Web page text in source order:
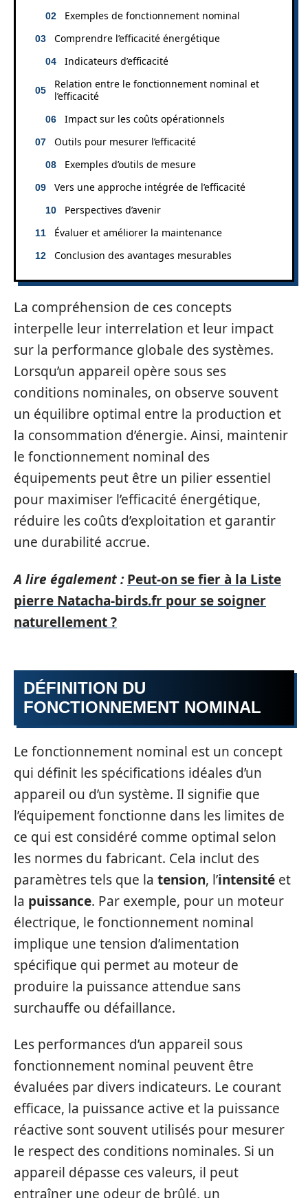
Exemples de fonctionnement nominal
Comprendre l’efficacité énergétique
Indicateurs d’efficacité
Relation entre le fonctionnement nominal et
l’efficacité
Impact sur les coûts opérationnels
Outils pour mesurer l’efficacité
Exemples d’outils de mesure
Vers une approche intégrée de l’efficacité
Perspectives d’avenir
Évaluer et améliorer la maintenance
Conclusion des avantages mesurables
La compréhension de ces concepts
interpelle leur interrelation et leur impact
sur la performance globale des systèmes.
Lorsqu’un appareil opère sous ses
conditions nominales, on observe souvent
un équilibre optimal entre la production et
la consommation d’énergie. Ainsi, maintenir
le fonctionnement nominal des
équipements peut être un pilier essentiel
pour maximiser l’efficacité énergétique,
réduire les coûts d’exploitation et garantir
une durabilité accrue.
A lire également : Peut-on se fier à la Liste
pierre Natacha-birds.fr pour se soigner
naturellement ?
DÉFINITION DU
FONCTIONNEMENT NOMINAL
Le fonctionnement nominal est un concept
qui définit les spécifications idéales d’un
appareil ou d’un système. Il signifie que
l’équipement fonctionne dans les limites de
ce qui est considéré comme optimal selon
les normes du fabricant. Cela inclut des
paramètres tels que la tension, l’intensité et
la puissance. Par exemple, pour un moteur
électrique, le fonctionnement nominal
implique une tension d’alimentation
spécifique qui permet au moteur de
produire la puissance attendue sans
surchauffe ou défaillance.
Les performances d’un appareil sous
fonctionnement nominal peuvent être
évaluées par divers indicateurs. Le courant
efficace, la puissance active et la puissance
réactive sont souvent utilisés pour mesurer
le respect des conditions nominales. Si un
appareil dépasse ces valeurs, il peut
entraîner une odeur de brûlé, un